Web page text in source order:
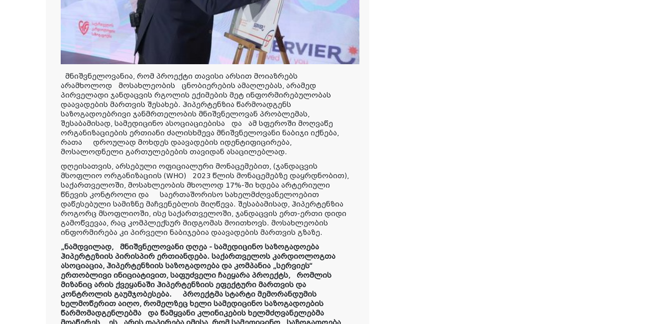
მნიშვნელოვანია, რომ პროექტი თავისი არსით მოიაზრებს
არამხოლოდ მოსახლეობის ცნობიერების ამაღლებას, არამედ
პირველადი ჯანდაცვის რგოლის ექიმების მეტ ინფორმირებულობას
დაავადების მართვის შესახებ. ჰიპერტენზია წარმოადგენს
საზოგადოებრივი ჯანმრთელობის მნიშვნელოვან პრობლემას,
შესაბამისად, სამედიცინო ასოციაციებისა და ამ სფეროში მოღვაწე
ორგანიზაციების ერთიანი ძალისხმევა მნიშვნელოვანი ნაბიჯი იქნება,
რათა დროულად მოხდეს დაავადების იდენტიფიცირება,
მოსალოდნელი გართულებების თავიდან ასაცილებლად.
დღეისათვის, არსებული ოფიციალური მონაცემებით, (ჯანდაცვის
მსოფლიო ორგანიზაციის (WHO)
2023 წლის მონაცემებზე დაყრდნობით),
საქართველოში, მოსახლეობის მხოლოდ 17%-ში ხდება არტერიული
წნევის კონტროლი და
საერთაშორისო სახელმძღვანელოებით
დაწესებული სამიზნე მაჩვენებლის მიღწევა. შესაბამისად, ჰიპერტენზია
როგორც მსოფლიოში, ისე საქართველოში, ჯანდაცვის ერთ-ერთი დიდი
გამოწვევაა, რაც კომპლექსურ მიდგომას მოითხოვს. მოსახლეობის
ინფორმირება კი პირველი ნაბიჯებია დაავადების მართვის გზაზე.
„ნამდვილად,
მნიშვნელოვანი დღეა - სამედიცინო საზოგადოება
ჰიპერტეზიის პირისპირ ერთიანდება. საქართველოს კარდიოლოგთა
ასოციაცია, ჰიპერტენზიის საზოგადოება და კომპანია „სერვიეს“
ერთობლივი ინიციატივით, საფუძველი ჩაეყარა პროექტს,
რომლის
მიზანიც არის ქვეყანაში ჰიპერტენზიის ეფექტური მართვის და
კონტროლის გაუმჯობესება.
პროექტმა სტარტი მემორანდუმის
ხელმოწერით აიღო, რომელზეც ხელი სამედიცინო საზოგადოების
წარმომადგენლებმა
და წამყვანი კლინიკების ხელმძღვანელებმა